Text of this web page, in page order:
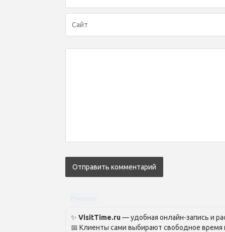
✨ VisitTime.ru— удобная онлайн-запись и
📅 Клиенты сами выбирают свободное время